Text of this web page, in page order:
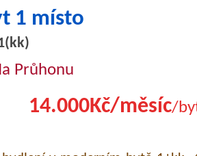
1 místo
Průhonu
14.000Kč/měsíc/